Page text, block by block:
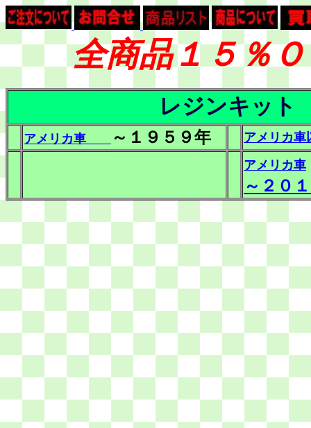
全商品１５％Ｏ
レジンキット
アメリカ車 ～１９５９年
アメリカ車
アメリカ車
～２０